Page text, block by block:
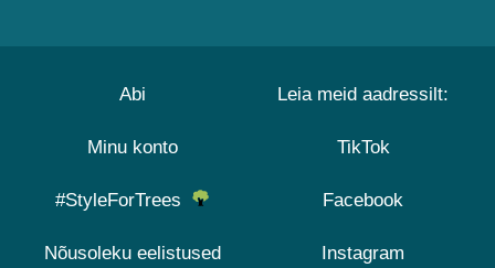
Abi
Minu konto
#StyleForTrees
Nõusoleku eelistused
Leia meid aadressilt:
TikTok
Facebook
Instagram